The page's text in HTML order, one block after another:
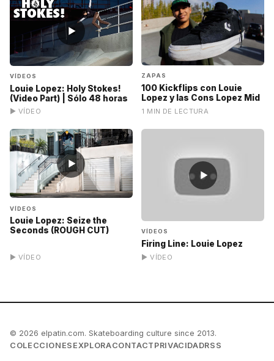
▶
VÍDEOS
Louie Lopez: Holy Stokes!
(Video Part) | Sólo 48 horas
▶ VÍDEO
ZAPAS
100 Kickflips con Louie
Lopez y las Cons Lopez Mid
1 MIN DE LECTURA
▶
VÍDEOS
Louie Lopez: Seize the
Seconds (ROUGH CUT)
▶ VÍDEO
▶
VÍDEOS
Firing Line: Louie Lopez
▶ VÍDEO
© 2026 elpatin.com. Skateboarding culture since 2013.
COLECCIONES EXPLORACONTACT PRIVACIDADRSS